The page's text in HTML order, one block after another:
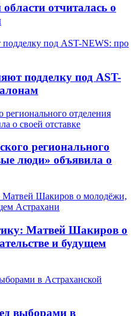
отчиталась о
подделку под AST-
регионального
люди» объявила о
Матвей Шакиров о
и будущем
выборами в